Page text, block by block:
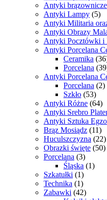
Antyki brązownicze
Antyki Lampy (5)
Antyki Militaria
Antyki Obrazy
Antyki Pocztówki i
Antyki Porcelana
Ceramika
Porcelana
Antyki Porcelana
Porcelana (2)
Szkło (53)
Antyki Różne (64)
Antyki Srebro
Antyki Sztuka
Brąz Mosiądz (11)
Huculszczyzna (22)
Obrazki święte (50)
Porcelana (3)
Śląska (1)
Szkatułki (1)
Technika (1)
Zabawki (42)